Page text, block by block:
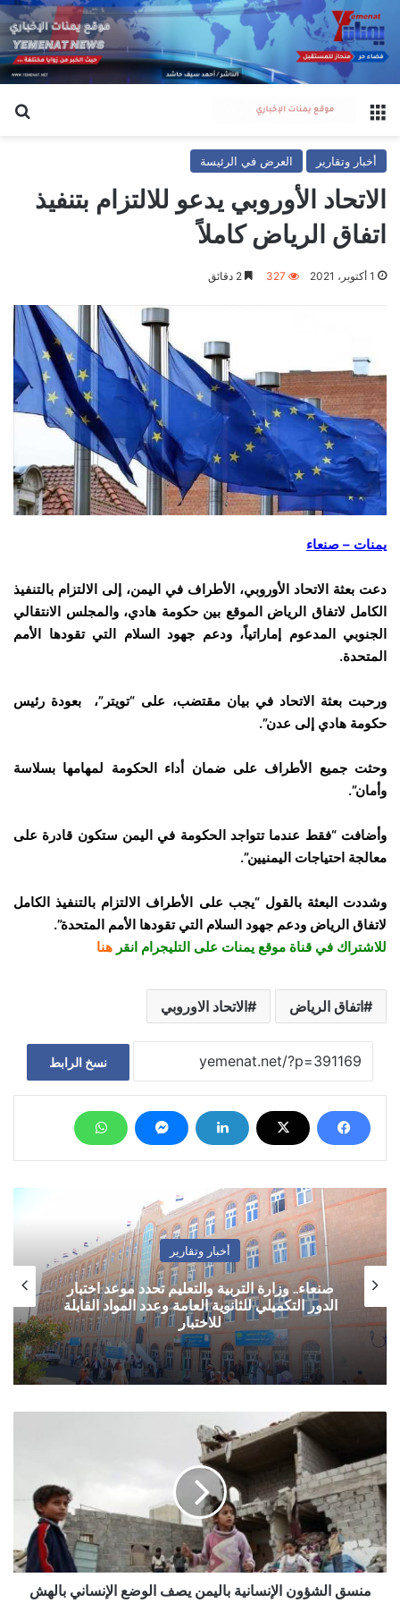
القائمة
أخبار وتقارير العرض في الرئيسة
الاتحاد الأوروبي يدعو للالتزام بتنفيذ
اتفاق الرياض كاملاً
1 أكتوبر، 2021 327
يمنات – صنعاء
دعت بعثة الاتحاد الأوروبي، الأطراف في اليمن، إلى الالتزام بالتنفيذ
الكامل لاتفاق الرياض الموقع بين حكومة هادي، والمجلس الانتقالي
الجنوبي المدعوم إماراتياً، ودعم جهود السلام التي تقودها الأمم
المتحدة.
ورحبت بعثة الاتحاد في بيان مقتضب، على “تويتر”، بعودة رئيس
حكومة هادي إلى عدن”.
وحثت جميع الأطراف على ضمان أداء الحكومة لمهامها بسلاسة
وأمان”.
وأضافت “فقط عندما تتواجد الحكومة في اليمن ستكون قادرة على
معالجة احتياجات اليمنيين”.
وشددت البعثة بالقول “يجب على الأطراف الالتزام بالتنفيذ الكامل
لاتفاق الرياض ودعم جهود السلام التي تقودها الأمم المتحدة”.
للاشتراك في قناة موقع يمنات على التليجرام انقر هنا
اتفاق الرياض الاتحاد الاوروبي
نسخ الرابط
أخبار وتقارير
صنعاء.. وزارة التربية والتعليم تحدد موعد اختبار
الدور التكميلي للثانوية العامة وعدد المواد القابلة
للاختبار
الإنسانية
باليمن
يصف
الوضع
الإنساني
بالهش
منسق الشؤون الإنسانية باليمن يصف الوضع الإنساني بالهش